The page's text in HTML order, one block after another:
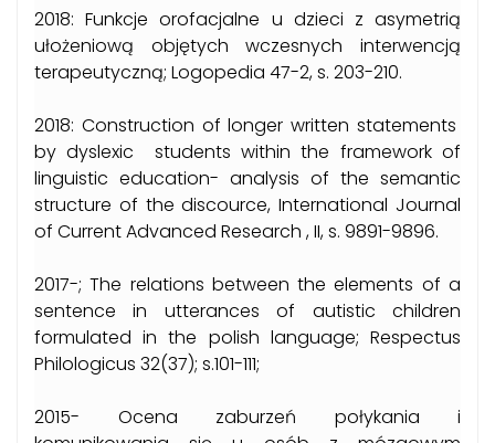
2018: Funkcje orofacjalne u dzieci z asymetrią
ułożeniową objętych wczesnych interwencją
terapeutyczną; Logopedia 47-2, s. 203-210.
2018: Construction of longer written statements
by dyslexic students within the framework of
linguistic education- analysis of the semantic
structure of the discource, International Journal
of Current Advanced Research , II, s. 9891-9896.
2017-; The relations between the elements of a
sentence in utterances of autistic children
formulated in the polish language; Respectus
Philologicus 32(37); s.101-111;
2015- Ocena zaburzeń połykania i